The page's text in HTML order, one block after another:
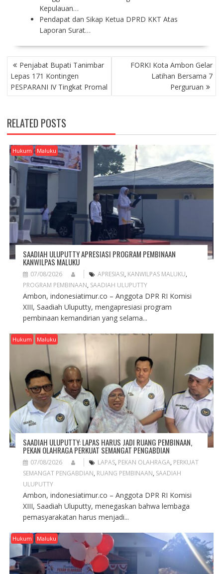
Kepulauan…
Pendapat dan Sikap Ketua DPRD KKT Atas
Laporan Surat…
P
O
S
T
A
V
I
G
A
T
O
N
Penjabat Bupati Tanimbar
Lepas 171 Kontingen
PESPARANI IV Tingkat Promal
FORKI Kota Ambon Gelar
Latihan Bersama 7
Perguruan
RELATED POSTS
Hukum Maluku
SAADIAH ULUPUTTY APRESIASI PROGRAM PEMBINAAN
KANWILPAS MALUKU
07/08/2026 APRESIASI, KANWILPAS MALUKU,
PROGRAM PEMBINAAN, SAADIAH ULUPUTTY
Ambon, indonesiatimur.co – Anggota DPR RI Komisi
XIII, Saadiah Uluputty, mengapresiasi program
pembinaan kemandirian yang selama...
Hukum Maluku
SAADIAH ULUPUTTY: LAPAS HARUS JADI RUANG PEMBINAAN,
PEKAN OLAHRAGA PERKUAT SEMANGAT PENGABDIAN
07/08/2026 LAPAS, PEKAN OLAHRAGA, PERKUAT
SEMANGAT PENGABDIAN, RUANG PEMBINAAN, SAADIAH
ULUPUTTY
Ambon, indonesiatimur.co – Anggota DPR RI Komisi
XIII, Saadiah Uluputty, menegaskan bahwa lembaga
pemasyarakatan harus menjadi...
Hukum Maluku